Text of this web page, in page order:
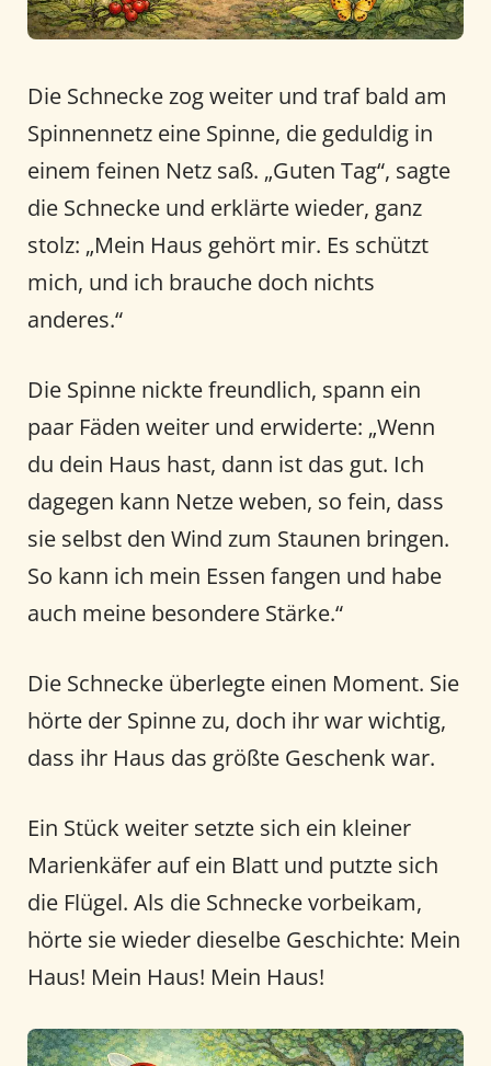
Die Schnecke zog weiter und traf bald am
Spinnennetz eine Spinne, die geduldig in
einem feinen Netz saß. „Guten Tag“, sagte
die Schnecke und erklärte wieder, ganz
stolz: „Mein Haus gehört mir. Es schützt
mich, und ich brauche doch nichts
anderes.“
Die Spinne nickte freundlich, spann ein
paar Fäden weiter und erwiderte: „Wenn
du dein Haus hast, dann ist das gut. Ich
dagegen kann Netze weben, so fein, dass
sie selbst den Wind zum Staunen bringen.
So kann ich mein Essen fangen und habe
auch meine besondere Stärke.“
Die Schnecke überlegte einen Moment. Sie
hörte der Spinne zu, doch ihr war wichtig,
dass ihr Haus das größte Geschenk war.
Ein Stück weiter setzte sich ein kleiner
Marienkäfer auf ein Blatt und putzte sich
die Flügel. Als die Schnecke vorbeikam,
hörte sie wieder dieselbe Geschichte: Mein
Haus! Mein Haus! Mein Haus!